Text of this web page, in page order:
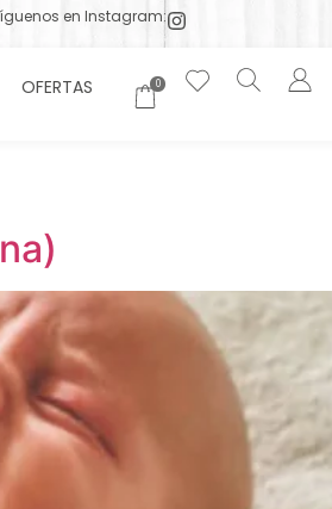
en Instagram:
OFERTAS 0